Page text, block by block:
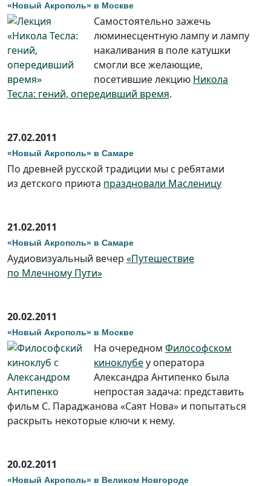
«Новый Акрополь» в Москве
Самостоятельно зажечь
люминесцентную лампу и лампу
накаливания в поле катушки
смогли все желающие,
посетившие лекцию Никола
Тесла: гений, опередивший время.
27.02.2011
«Новый Акрополь» в Самаре
По древней русской традиции мы с ребятами
из детского приюта праздновали Масленицу
21.02.2011
«Новый Акрополь» в Самаре
Аудиовизуальный вечер «Путешествие
по Млечному Пути»
20.02.2011
«Новый Акрополь» в Москве
На очередном Философском
киноклубеу оператора
Александра Антипенко была
непростая задача: представить
фильм С. Параджанова «Саят Нова» и попытаться
раскрыть некоторые ключи к нему.
20.02.2011
«Новый Акрополь» в Великом Новгороде